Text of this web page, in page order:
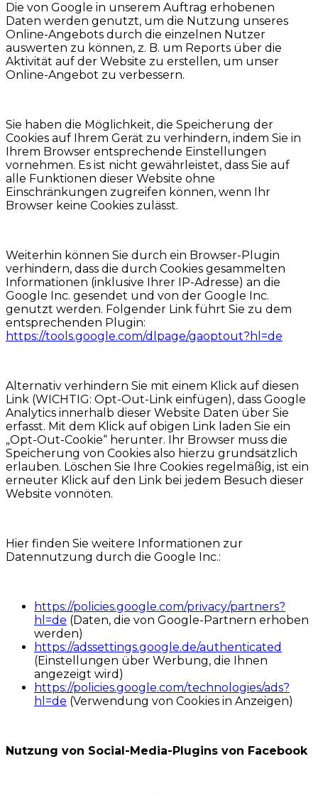
Die von Google in unserem Auftrag erhobenen
Daten werden genutzt, um die Nutzung unseres
Online-Angebots durch die einzelnen Nutzer
auswerten zu können, z. B. um Reports über die
Aktivität auf der Website zu erstellen, um unser
Online-Angebot zu verbessern.
Sie haben die Möglichkeit, die Speicherung der
Cookies auf Ihrem Gerät zu verhindern, indem Sie in
Ihrem Browser entsprechende Einstellungen
vornehmen. Es ist nicht gewährleistet, dass Sie auf
alle Funktionen dieser Website ohne
Einschränkungen zugreifen können, wenn Ihr
Browser keine Cookies zulässt.
Weiterhin können Sie durch ein Browser-Plugin
verhindern, dass die durch Cookies gesammelten
Informationen (inklusive Ihrer IP-Adresse) an die
Google Inc. gesendet und von der Google Inc.
genutzt werden. Folgender Link führt Sie zu dem
entsprechenden Plugin:
https://tools.google.com/dlpage/gaoptout?hl=de
Alternativ verhindern Sie mit einem Klick auf diesen
Link (WICHTIG: Opt-Out-Link einfügen), dass Google
Analytics innerhalb dieser Website Daten über Sie
erfasst. Mit dem Klick auf obigen Link laden Sie ein
„Opt-Out-Cookie“ herunter. Ihr Browser muss die
Speicherung von Cookies also hierzu grundsätzlich
erlauben. Löschen Sie Ihre Cookies regelmäßig, ist ein
erneuter Klick auf den Link bei jedem Besuch dieser
Website vonnöten.
Hier finden Sie weitere Informationen zur
Datennutzung durch die Google Inc.:
https://policies.google.com/privacy/partners?
hl=de (Daten, die von Google-Partnern erhoben
werden)
https://adssettings.google.de/authenticated
(Einstellungen über Werbung, die Ihnen
angezeigt wird)
https://policies.google.com/technologies/ads?
hl=de (Verwendung von Cookies in Anzeigen)
Nutzung von Social-Media-Plugins von Facebook